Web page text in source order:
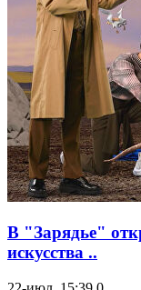
В "Зарядье"
искусства ..